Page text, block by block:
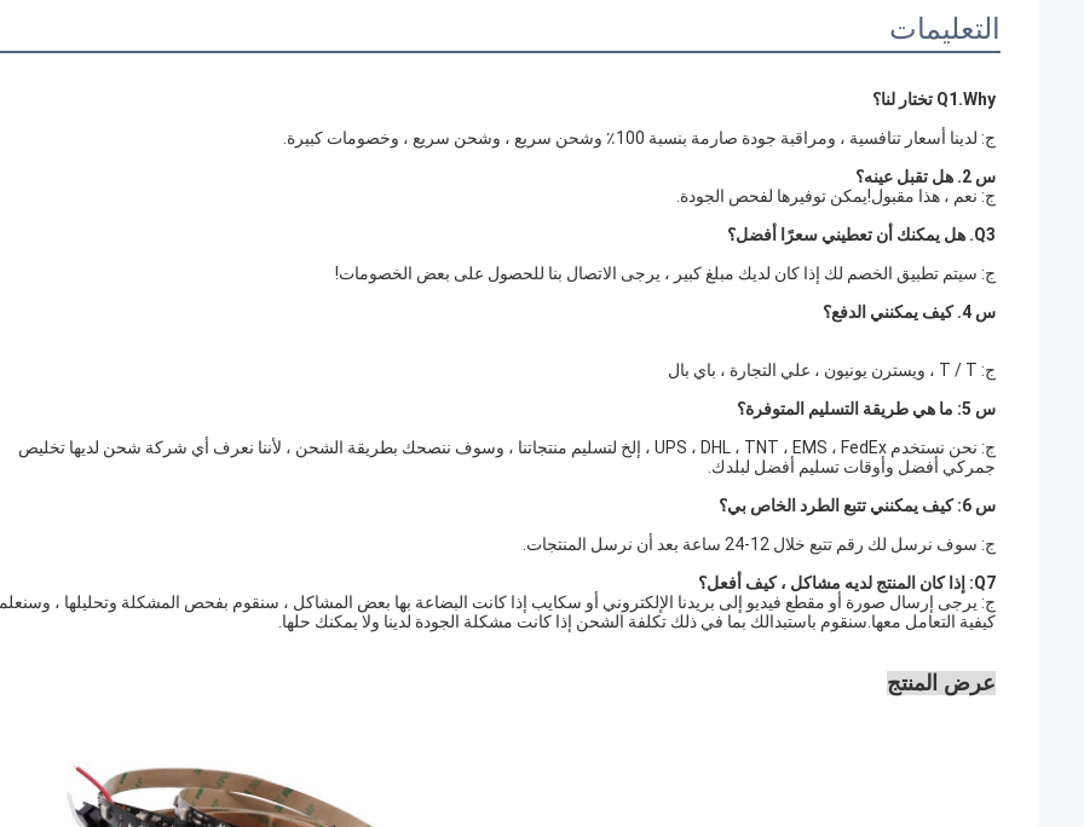
التعليمات
Q1.Why تختار لنا؟
ج: لدينا أسعار تنافسية ، ومراقبة جودة صارمة بنسبة 100٪ وشحن سريع ، وشحن سريع ، وخصومات كبيرة.
س 2. هل تقبل عينه؟
ج: نعم ، هذا مقبول!يمكن توفيرها لفحص الجودة.
Q3. هل يمكنك أن تعطيني سعرًا أفضل؟
ج: سيتم تطبيق الخصم لك إذا كان لديك مبلغ كبير ، يرجى الاتصال بنا للحصول على بعض الخصومات!
س 4. كيف يمكنني الدفع؟
ج: T / T ، ويسترن يونيون ، علي التجارة ، باي بال
س 5: ما هي طريقة التسليم المتوفرة؟
جمركي أفضل وأوقات تسليم أفضل لبلدك.
س 6: كيف يمكنني تتبع الطرد الخاص بي؟
ج: سوف نرسل لك رقم تتبع خلال 12-24 ساعة بعد أن نرسل المنتجات.
Q7: إذا كان المنتج لديه مشاكل ، كيف أفعل؟
كيفية التعامل معها.سنقوم باستبدالك بما في ذلك تكلفة الشحن إذا كانت مشكلة الجودة لدينا ولا يمكنك حلها.
عرض المنتج